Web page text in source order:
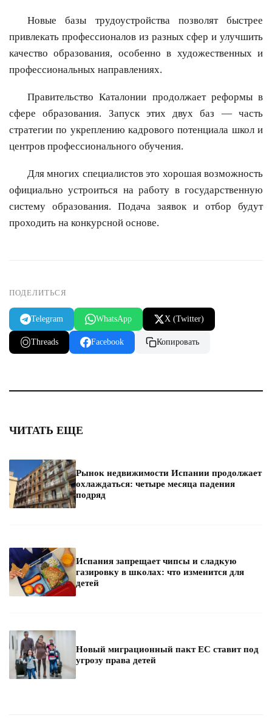
Новые базы трудоустройства позволят быстрее
привлекать профессионалов из разных сфер и улучшить
качество образования, особенно в художественных и
профессиональных направлениях.
Правительство Каталонии продолжает реформы в
сфере образования. Запуск этих двух баз — часть
стратегии по укреплению кадрового потенциала школ и
центров профессионального обучения.
Для многих специалистов это хорошая возможность
официально устроиться на работу в государственную
систему образования. Подача заявок и отбор будут
проходить на конкурсной основе.
ПОДЕЛИТЬСЯ
Telegram WhatsApp X (Twitter)
Threads Facebook Копировать
ЧИТАТЬ ЕЩЕ
Рынок недвижимости Испании продолжает
охлаждаться: четыре месяца падения
подряд
Испания запрещает чипсы и сладкую
газировку в школах: что изменится для
детей
Новый миграционный пакт ЕС ставит под
угрозу права детей